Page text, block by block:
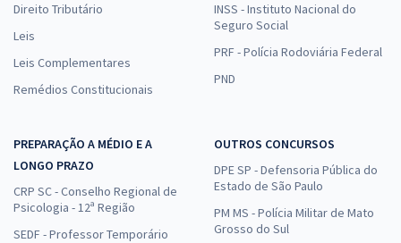
Direito Tributário
Leis
Leis Complementares
Remédios Constitucionais
INSS - Instituto Nacional do
Seguro Social
PRF - Polícia Rodoviária Federal
PND
PREPARAÇÃO A MÉDIO E A
LONGO PRAZO
CRP SC - Conselho Regional de
Psicologia - 12ª Região
SEDF - Professor Temporário
OUTROS CONCURSOS
DPE SP - Defensoria Pública do
Estado de São Paulo
PM MS - Polícia Militar de Mato
Grosso do Sul